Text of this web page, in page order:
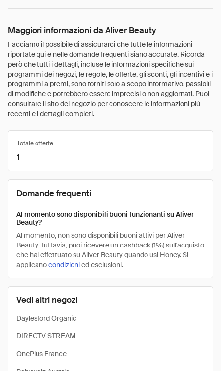
Maggiori informazioni da Aliver Beauty
Facciamo il possibile di assicurarci che tutte le informazioni
riportate qui e nelle domande frequenti siano accurate. Ricorda
però che tutti i dettagli, incluse le informazioni specifiche sui
programmi dei negozi, le regole, le offerte, gli sconti, gli incentivi e i
programmi a premi, sono forniti solo a scopo informativo, passibili
di modifiche e potrebbero essere imprecisi o non aggiornati. Puoi
consultare il sito del negozio per conoscere le informazioni più
recenti e i dettagli completi.
Vedi altri negozi
Daylesford Organic
DIRECTV STREAM
OnePlus France
Totale offerte
1
Domande frequenti
Al momento sono disponibili buoni funzionanti su Aliver
Beauty?
Al momento, non sono disponibili buoni attivi per Aliver
Beauty. Tuttavia, puoi ricevere un cashback (1%) sull'acquisto
che hai effettuato su Aliver Beauty quando usi Honey. Si
applicanocondizionied esclusioni.